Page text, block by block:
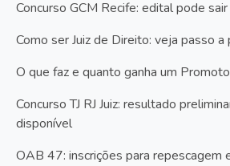
Concurso GCM Recife: edital pode
Como ser Juiz de Direito: veja passo a
O que faz e quanto ganha um
Concurso TJ RJ Juiz: resultado
disponível
OAB 47: inscrições para repescagem